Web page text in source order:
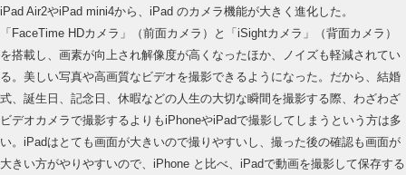
iPad Air2やiPad mini4から、iPad のカメラ機能が大きく進化した。
「FaceTime HDカメラ」（前面カメラ）と「iSightカメラ」（背面カメラ）
を搭載し、画素が向上され解像度が高くなったほか、ノイズも軽減されてい
る。美しい写真や高画質なビデオを撮影できるようになった。だから、結婚
式、誕生日、記念日、休暇などの人生の大切な瞬間を撮影する際、わざわざ
ビデオカメラで撮影するよりもiPhoneやiPadで撮影してしまうという方は多
い。iPadはとても画面が大きいので撮りやすいし、撮った後の確認も画面が
大きい方がやりやすいので、iPhone と比べ、iPadで動画を撮影して保存する